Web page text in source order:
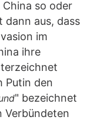
so oder
dann aus, dass
im
ihre
Putin den
" bezeichnet
Verbündeten